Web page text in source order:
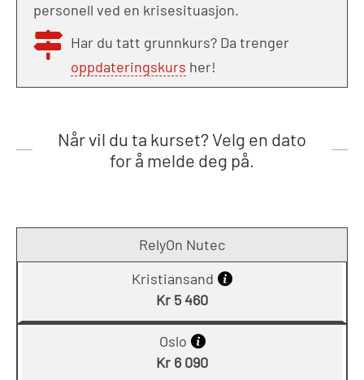
personell ved en krisesituasjon.
Har du tatt grunnkurs? Da trenger
oppdateringskurs her!
Når vil du ta kurset? Velg en dato
for å melde deg på.
RelyOn Nutec
Kristiansand
Kr 5 460
Oslo
Kr 6 090